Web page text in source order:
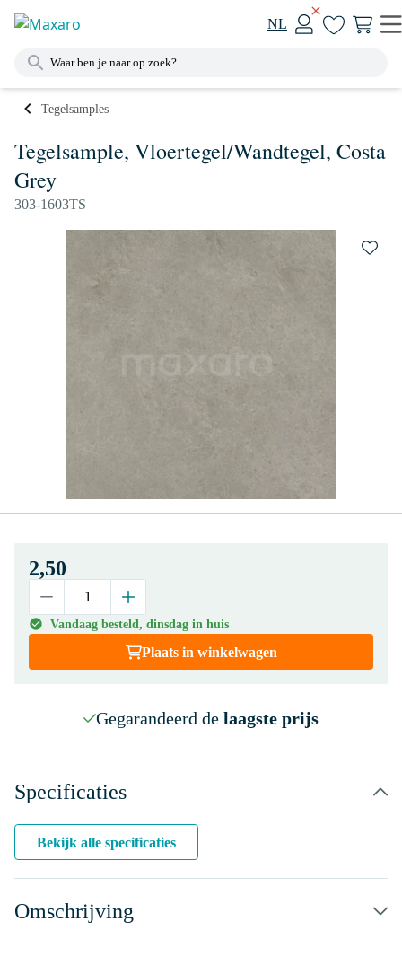
NL
Tegelsamples
Tegelsample, Vloertegel/Wandtegel, Costa
Grey
303-1603TS
2,50
Vandaag besteld, dinsdag in huis
Plaats in winkelwagen
Gegarandeerd de laagste prijs
Specificaties
Bekijk alle specificaties
Omschrijving